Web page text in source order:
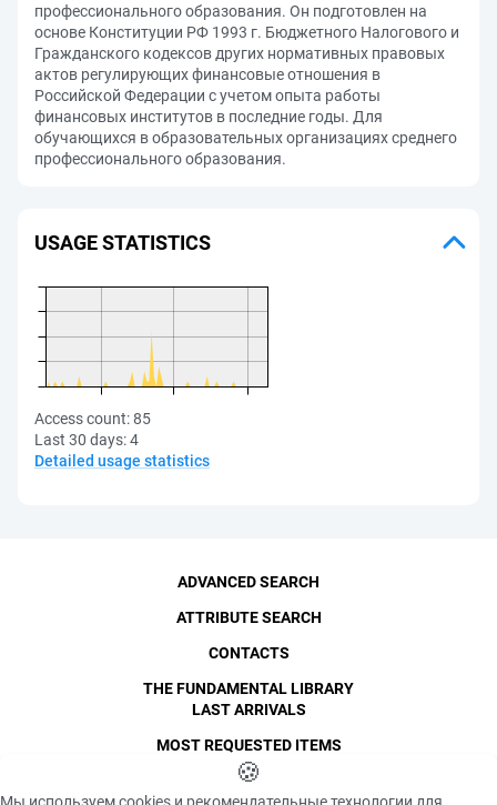
профессионального образования. Он подготовлен на
основе Конституции РФ 1993 г. Бюджетного Налогового и
Гражданского кодексов других нормативных правовых
актов регулирующих финансовые отношения в
Российской Федерации с учетом опыта работы
финансовых институтов в последние годы. Для
обучающихся в образовательных организациях среднего
профессионального образования.
USAGE STATISTICS
Access count:85
Last 30 days:4
Detailed usage statistics
SPbPU, 1996-2026
Copyright and Personal Data
ADVANCED SEARCH
ATTRIBUTE SEARCH
CONTACTS
THE FUNDAMENTAL LIBRARY
LAST ARRIVALS
MOST REQUESTED ITEMS
🍪